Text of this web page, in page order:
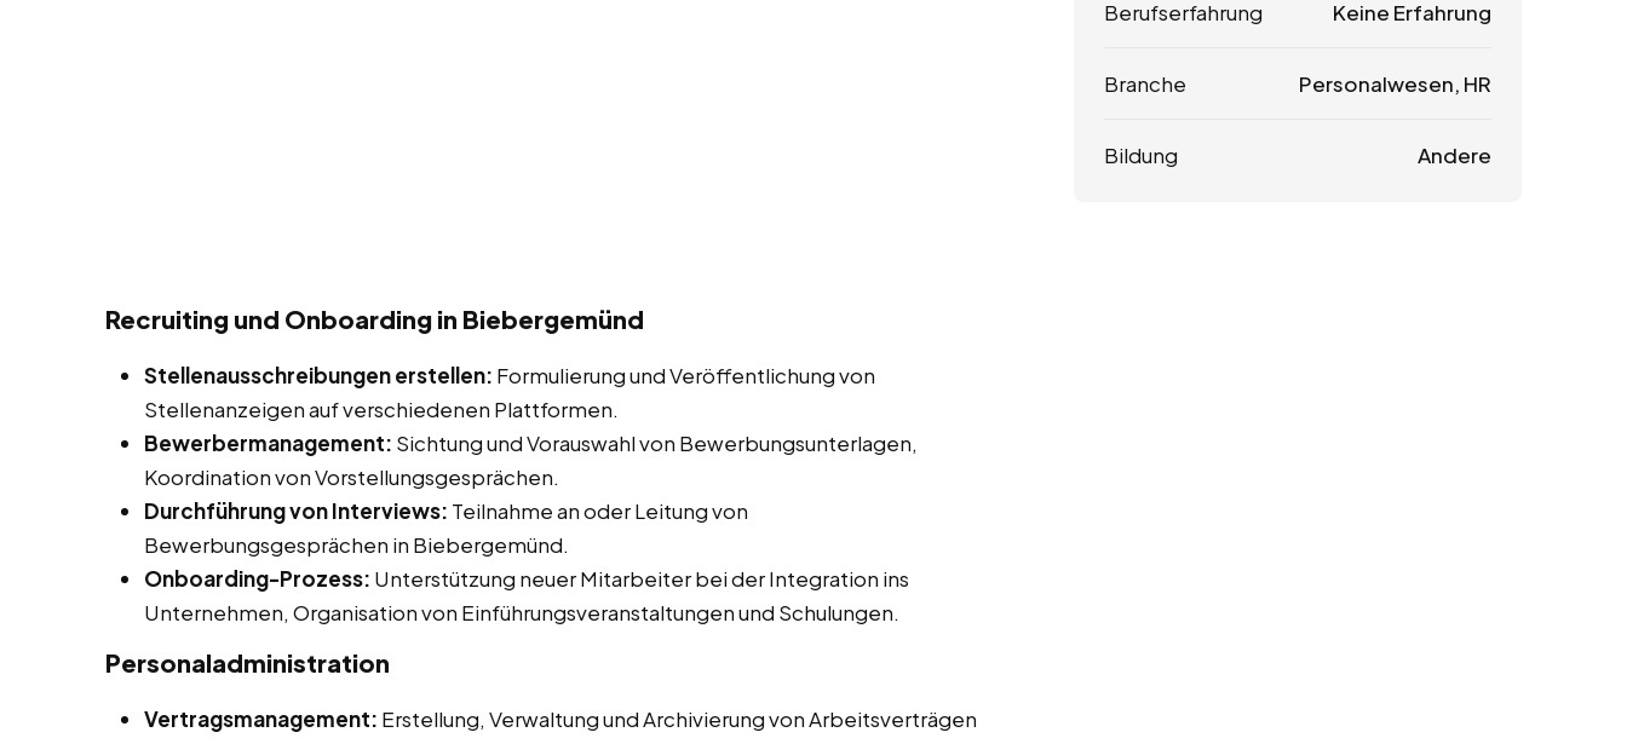
Recruiting und Onboarding in Biebergemünd
Stellenausschreibungen erstellen: Formulierung und Veröffentlichung von
Stellenanzeigen auf verschiedenen Plattformen.
Bewerbermanagement: Sichtung und Vorauswahl von Bewerbungsunterlagen,
Koordination von Vorstellungsgesprächen.
Durchführung von Interviews: Teilnahme an oder Leitung von
Bewerbungsgesprächen in Biebergemünd.
Onboarding-Prozess: Unterstützung neuer Mitarbeiter bei der Integration ins
Unternehmen, Organisation von Einführungsveranstaltungen und Schulungen.
Personaladministration
Vertragsmanagement: Erstellung, Verwaltung und Archivierung von Arbeitsverträgen
Berufserfahrung Keine Erfahrung
Branche Personalwesen, HR
Bildung Andere